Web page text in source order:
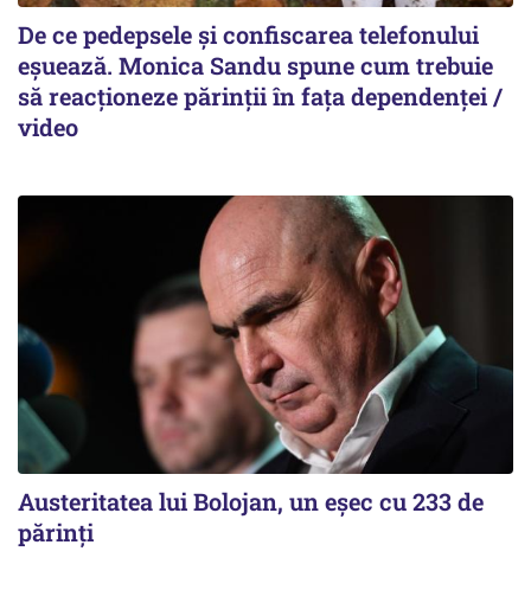
De ce pedepsele și confiscarea telefonului
eșuează. Monica Sandu spune cum trebuie
să reacționeze părinții în fața dependenței /
video
Austeritatea lui Bolojan, un eșec cu 233 de
părinți